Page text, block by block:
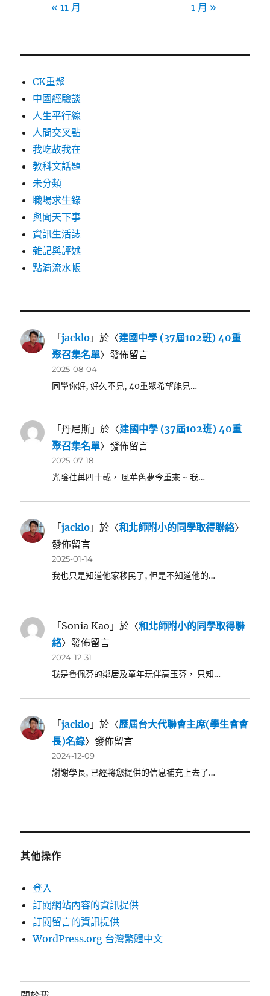
« 11 月 1 月 »
CK重聚
中國經驗談
人生平行線
人間交叉點
我吃故我在
教科文話題
未分類
職場求生錄
與聞天下事
資訊生活誌
雜記與評述
點滴流水帳
「jacklo 」於〈建國中學 (37屆102班) 40重
聚召集名單〉發佈留言
2025-08-04
同學你好, 好久不見, 40重聚希望能見…
「丹尼斯 」於〈建國中學 (37屆102班) 40重
聚召集名單〉發佈留言
2025-07-18
光陰荏苒四十載， 風華舊夢今重來 ~ 我…
「jacklo 」於〈和北師附小的同學取得聯絡〉
發佈留言
2025-01-14
我也只是知道他家移民了, 但是不知道他的…
「Sonia Kao 」於〈和北師附小的同學取得聯
絡〉發佈留言
2024-12-31
我是魯佩芬的鄰居及童年玩伴高玉芬， 只知…
「jacklo 」於〈歷屆台大代聯會主席(學生會會
長)名錄〉發佈留言
2024-12-09
謝謝學長, 已經將您提供的信息補充上去了…
其他操作
登入
訂閱網站內容的資訊提供
訂閱留言的資訊提供
WordPress.org 台灣繁體中文